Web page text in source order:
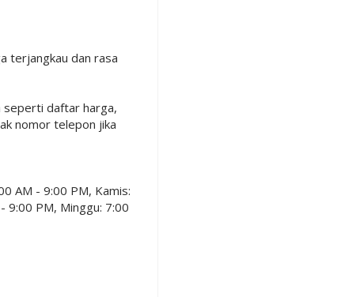
terjangkau dan rasa
seperti daftar harga,
nomor telepon jika
AM - 9:00 PM, Kamis:
9:00 PM, Minggu: 7:00